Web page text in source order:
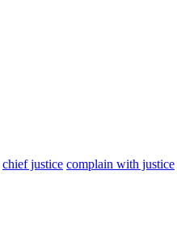
chief justice complain with justice